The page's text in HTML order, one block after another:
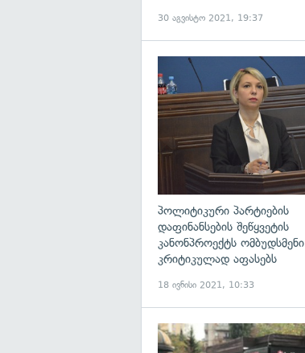
30 აგვისტო 2021, 19:37
პოლიტიკური პარტიების
დაფინანსების შეწყვეტის
კანონპროექტს ომბუდსმენი
კრიტიკულად აფასებს
18 ივნისი 2021, 10:33